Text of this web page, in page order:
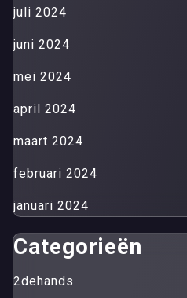
juli 2024
juni 2024
mei 2024
april 2024
maart 2024
februari 2024
januari 2024
Categorieën
2dehands